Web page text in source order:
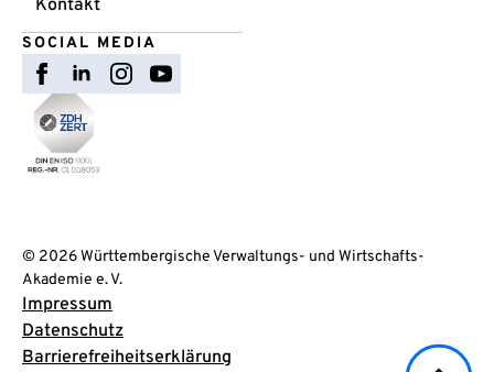
Kontakt
SOCIAL MEDIA
© 2026 Württembergische Verwaltungs- und Wirtschafts-
Akademie e. V.
Impressum
Datenschutz
Barrierefreiheitserklärung